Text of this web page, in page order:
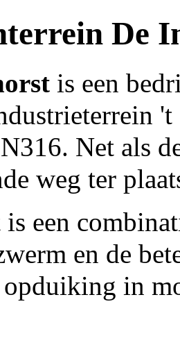
De
is een
't
N316. Net als
weg ter
een
en de
opduiking in